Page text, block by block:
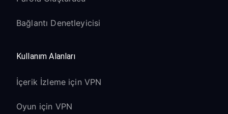
Bağlantı Denetleyicisi
Kullanım Alanları
İçerik İzleme için VPN
Oyun için VPN